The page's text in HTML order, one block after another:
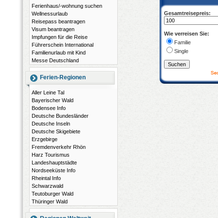
Ferienhaus/-wohnung suchen
Wellnessurlaub
Reisepass beantragen
Visum beantragen
Impfungen für die Reise
Führerschein International
Familienurlaub mit Kind
Messe Deutschland
Ferien-Regionen
Aller Leine Tal
Bayerischer Wald
Bodensee Info
Deutsche Bundesländer
Deutsche Inseln
Deutsche Skigebiete
Erzgebirge
Fremdenverkehr Rhön
Harz Tourismus
Landeshauptstädte
Nordseeküste Info
Rheintal Info
Schwarzwald
Teutoburger Wald
Thüringer Wald
Gesamtreisepreis:
Wie verreisen Sie:
Familie
Single